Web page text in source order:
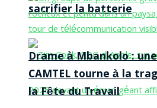
sacrifier la batterie
Drame à Mbankolo :
CAMTEL tourne à la
la Fête du Travail